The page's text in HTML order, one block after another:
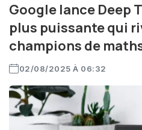
Google lance Deep
plus puissante qui
champions de
02/08/2025 À 06:32